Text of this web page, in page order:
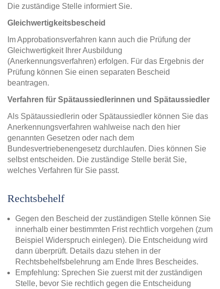
Die zuständige Stelle informiert Sie.
Gleichwertigkeitsbescheid
Im Approbationsverfahren kann auch die Prüfung der
Gleichwertigkeit Ihrer Ausbildung
(Anerkennungsverfahren) erfolgen. Für das Ergebnis der
Prüfung können Sie einen separaten Bescheid
beantragen.
Verfahren für Spätaussiedlerinnen und Spätaussiedler
Als Spätaussiedlerin oder Spätaussiedler können Sie das
Anerkennungsverfahren wahlweise nach den hier
genannten Gesetzen oder nach dem
Bundesvertriebenengesetz durchlaufen. Dies können Sie
selbst entscheiden. Die zuständige Stelle berät Sie,
welches Verfahren für Sie passt.
Rechtsbehelf
Gegen den Bescheid der zuständigen Stelle können Sie
innerhalb einer bestimmten Frist rechtlich vorgehen (zum
Beispiel Widerspruch einlegen). Die Entscheidung wird
dann überprüft. Details dazu stehen in der
Rechtsbehelfsbelehrung am Ende Ihres Bescheides.
Empfehlung: Sprechen Sie zuerst mit der zuständigen
Stelle, bevor Sie rechtlich gegen die Entscheidung